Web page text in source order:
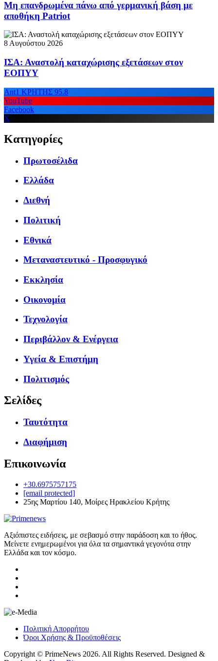
Μη επανδρωμένα πάνω από γερμανική βάση με
αποθήκη Patriot
8 Αυγούστου 2026
ΙΣΑ: Αναστολή καταχώρισης εξετάσεων στον
ΕΟΠΥΥ
Ant1 ΚΡΗΤΗΣ 95.8
YouTube
Facebook
X
Κατηγορίες
Πρωτοσέλιδα
Ελλάδα
Διεθνή
Πολιτική
Εθνικά
Μεταναστευτικό - Προσφυγικό
Εκκλησία
Οικονομία
Τεχνολογία
Περιβάλλον & Ενέργεια
Υγεία & Επιστήμη
Πολιτισμός
Σελίδες
Ταυτότητα
Διαφήμιση
Επικοινωνία
+30.6975757175
[email protected]
25ης Μαρτίου 140, Μοίρες Ηρακλείου Κρήτης
Αξιόπιστες ειδήσεις, με σεβασμό στην παράδοση και το ήθος.
Μείνετε ενημερωμένοι για όλα τα σημαντικά γεγονότα στην
Ελλάδα και τον κόσμο.
Πολιτική Απορρήτου
Όροι Χρήσης & Προϋποθέσεις
Copyright © PrimeNews 2026. All Rights Reserved. Designed &